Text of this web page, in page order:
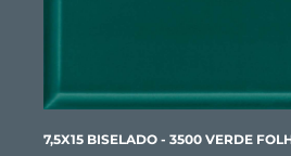
7,5X15 BISELADO - 3500 VERDE